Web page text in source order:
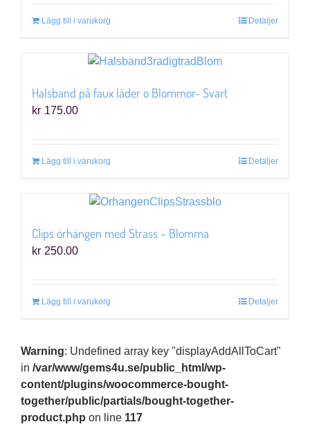
Lägg till i varukorg Detaljer
Halsband på faux läder o Blommor- Svart
kr 175.00
Lägg till i varukorg Detaljer
Clips örhängen med Strass – Blomma
kr 250.00
Lägg till i varukorg Detaljer
Warning: Undefined array key "displayAddAllToCart"
in /var/www/gems4u.se/public_html/wp-
content/plugins/woocommerce-bought-
together/public/partials/bought-together-
product.php on line 117